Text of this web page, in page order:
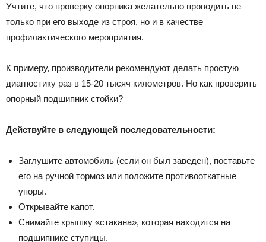
Учтите, что проверку опорника желательно проводить не
только при его выходе из строя, но и в качестве
профилактического мероприятия.
К примеру, производители рекомендуют делать простую
диагностику раз в 15-20 тысяч километров. Но как проверить
опорный подшипник стойки?
Действуйте в следующей последовательности:
Заглушите автомобиль (если он был заведен), поставьте
его на ручной тормоз или положите противооткатные
упоры.
Открывайте капот.
Снимайте крышку «стакана», которая находится на
подшипнике ступицы.